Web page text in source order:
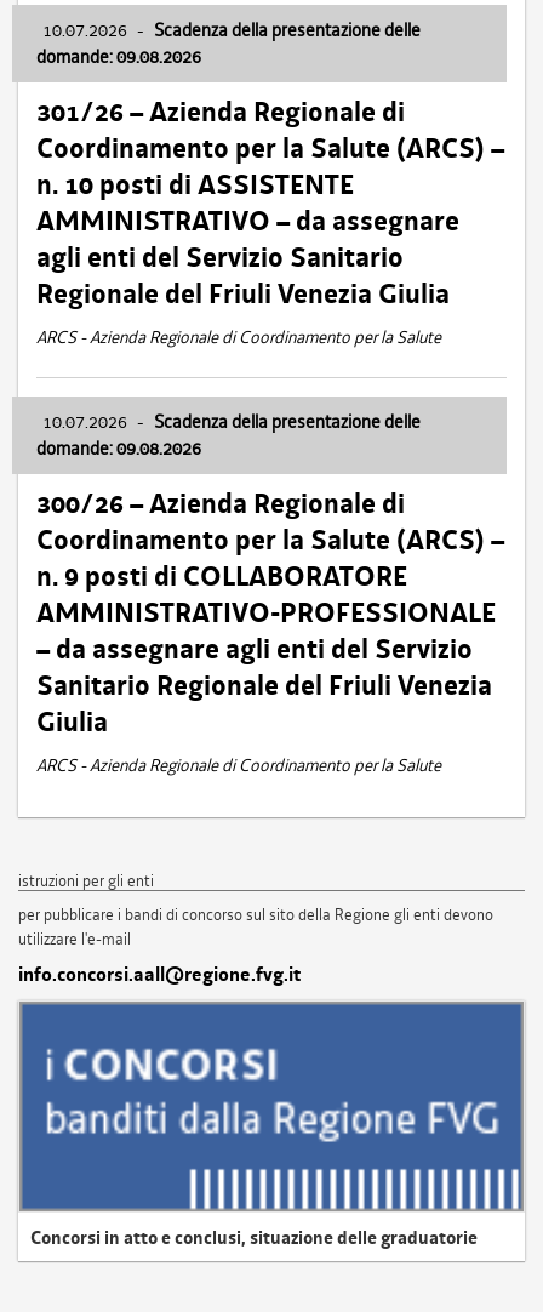
10.07.2026 - Scadenza della presentazione delle
domande: 09.08.2026
301/26 – Azienda Regionale di
Coordinamento per la Salute (ARCS) –
n. 10 posti di ASSISTENTE
AMMINISTRATIVO – da assegnare
agli enti del Servizio Sanitario
Regionale del Friuli Venezia Giulia
ARCS - Azienda Regionale di Coordinamento per la Salute
10.07.2026 - Scadenza della presentazione delle
domande: 09.08.2026
300/26 – Azienda Regionale di
Coordinamento per la Salute (ARCS) –
n. 9 posti di COLLABORATORE
AMMINISTRATIVO-PROFESSIONALE
– da assegnare agli enti del Servizio
Sanitario Regionale del Friuli Venezia
Giulia
ARCS - Azienda Regionale di Coordinamento per la Salute
istruzioni per gli enti
per pubblicare i bandi di concorso sul sito della Regione gli enti devono
utilizzare l'e-mail
info.concorsi.aall@regione.fvg.it
Concorsi in atto e conclusi, situazione delle graduatorie